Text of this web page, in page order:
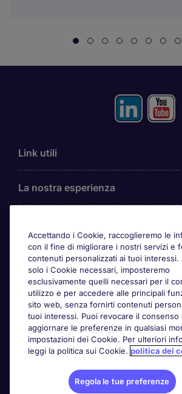
Link utili
La nostra esperienza
Awards
Accettando i Cookie, raccoglieremo le
con il fine di migliorare i nostri servizi e
contenuti personalizzati ai tuoi interessi.
solo i Cookie necessari, imposteremo
esclusivamente quelli necessari per il
utilizzo e per accedere alle principali
sito web, senza fornirti contenuti
tuoi interessi. Puoi revocare il consenso
aggiornare le preferenze in qualsiasi
impostazioni dei Cookie. Per ulteriori
leggi la politica sui Cookie. politica dei
Regola le tue preferenze